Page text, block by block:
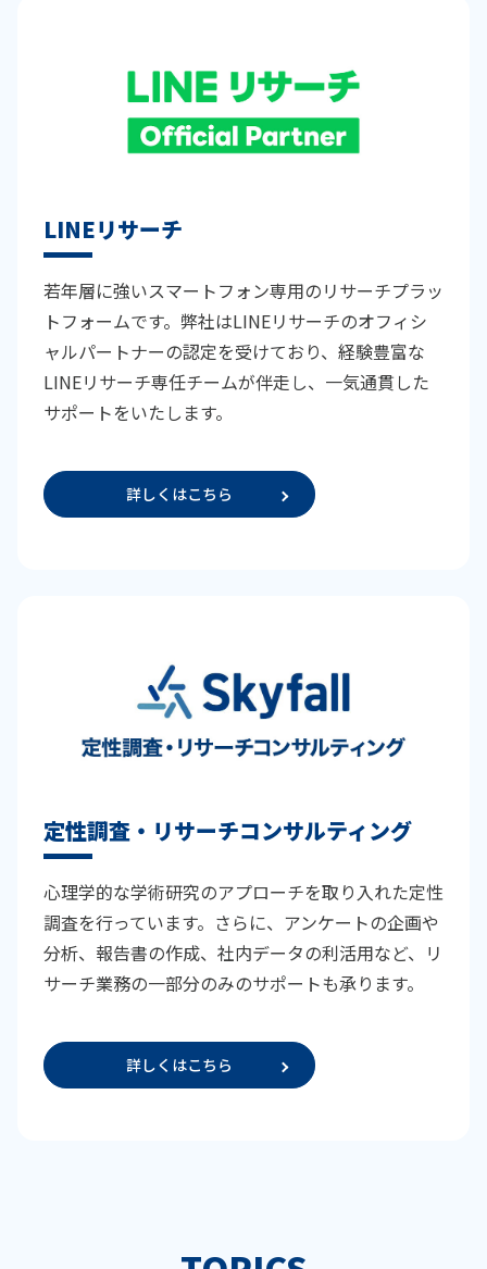
LINEリサーチ
若年層に強いスマートフォン専用のリサーチプラッ
トフォームです。弊社はLINEリサーチのオフィシ
ャルパートナーの認定を受けており、経験豊富な
LINEリサーチ専任チームが伴走し、一気通貫した
サポートをいたします。
詳しくはこちら
定性調査・リサーチコンサルティング
心理学的な学術研究のアプローチを取り入れた定性
調査を行っています。さらに、アンケートの企画や
分析、報告書の作成、社内データの利活用など、リ
サーチ業務の一部分のみのサポートも承ります。
詳しくはこちら